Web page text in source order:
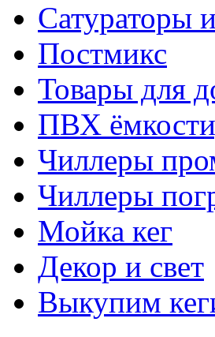
Сатураторы
Постмикс
Товары для
ПВХ
Чиллеры
Чиллеры
Мойка кег
Декор и свет
Выкупим